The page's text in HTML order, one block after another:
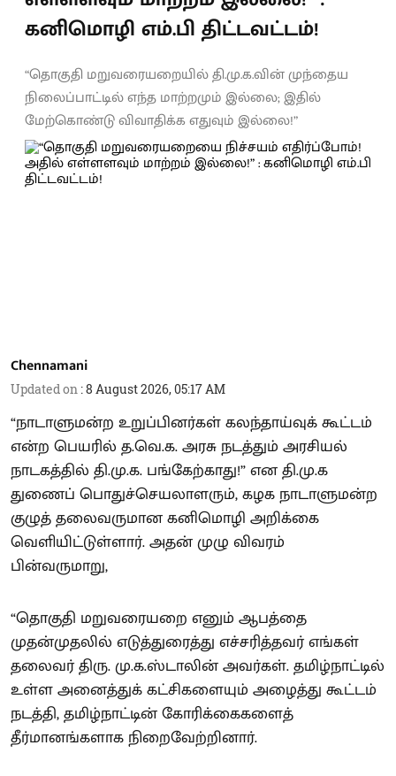
கனிமொழி எம்.பி திட்டவட்டம்!
“தொகுதி மறுவரையறையில் தி.மு.க.வின் முந்தைய
நிலைப்பாட்டில் எந்த மாற்றமும் இல்லை; இதில்
மேற்கொண்டு விவாதிக்க எதுவும் இல்லை!”
Chennamani
Updated on :8 August 2026, 05:17 AM
“நாடாளுமன்ற உறுப்பினர்கள் கலந்தாய்வுக் கூட்டம்
என்ற பெயரில் த.வெ.க. அரசு நடத்தும் அரசியல்
நாடகத்தில் தி.மு.க. பங்கேற்காது!” என தி.மு.க
துணைப் பொதுச்செயலாளரும், கழக நாடாளுமன்ற
குழுத் தலைவருமான கனிமொழி அறிக்கை
வெளியிட்டுள்ளார். அதன் முழு விவரம்
பின்வருமாறு,
“தொகுதி மறுவரையறை எனும் ஆபத்தை
முதன்முதலில் எடுத்துரைத்து எச்சரித்தவர் எங்கள்
தலைவர் திரு. மு.க.ஸ்டாலின் அவர்கள். தமிழ்நாட்டில்
உள்ள அனைத்துக் கட்சிகளையும் அழைத்து கூட்டம்
நடத்தி, தமிழ்நாட்டின் கோரிக்கைகளைத்
தீர்மானங்களாக நிறைவேற்றினார்.